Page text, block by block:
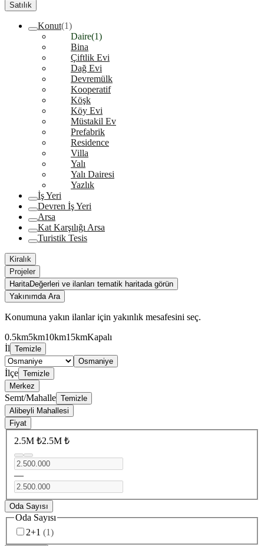
Satılık
Konut(1)
Daire(1)
Bina
Çiftlik Evi
Dağ Evi
Devremülk
Kooperatif
Köşk
Köy Evi
Müstakil Ev
Prefabrik
Residence
Villa
Yalı
Yalı Dairesi
Yazlık
İş Yeri
Devren İş Yeri
Arsa
Kat Karşılığı Arsa
Turistik Tesis
Kiralık
Projeler
HaritaDeğerleri ve ilanları tematik haritada görün
Yakınımda Ara
Konumuna yakın ilanlar için yakınlık mesafesini seç.
0.5km5km10km15kmKapalı
İl Temizle
Osmaniye
İlçe Temizle
Merkez
Semt/Mahalle Temizle
Alibeyli Mahallesi
Fiyat
2.5M ₺2.5M ₺
—
Oda Sayısı
Oda Sayısı
2+1 (1)